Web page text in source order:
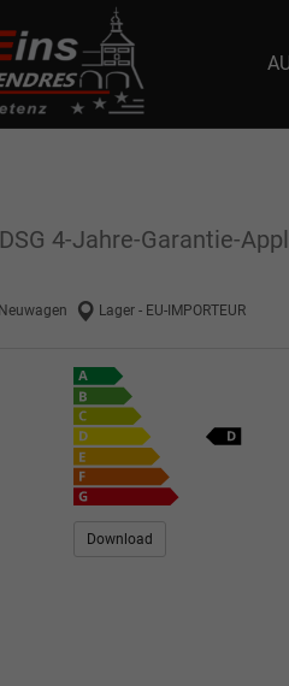
selector1-aee-
4-Jahre-Garantie-
Neuwagen Lager - EU-IMPORTEUR
Download